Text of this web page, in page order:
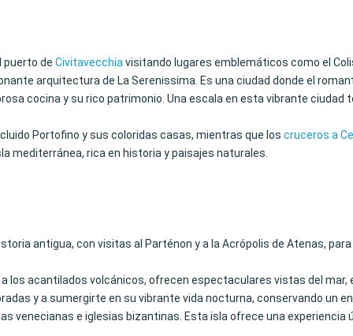
puerto de Civitavecchia visitando lugares emblemáticos como el
arquitectura de La Serenissima. Es una ciudad donde el
cocina y su rico patrimonio. Una escala en esta vibrante
Portofino y sus coloridas casas, mientras que los cruceros a
mediterránea, rica en historia y paisajes naturales.
antigua, con visitas al Parténon y a la Acrópolis de Atenas,
los acantilados volcánicos, ofrecen espectaculares vistas del
y a sumergirte en su vibrante vida nocturna, conservando un
venecianas e iglesias bizantinas. Esta isla ofrece una